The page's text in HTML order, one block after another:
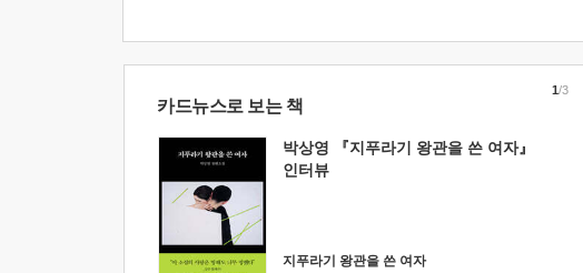
카드뉴스로 보는 책
박상영 『지푸라기 왕관을 쓴 여자』
인터뷰
지푸라기 왕관을 쓴 여자
1/3